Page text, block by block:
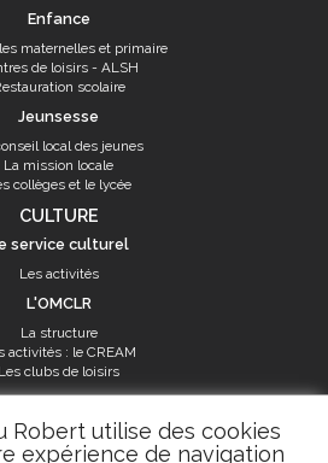
Robert utilise des cookies
expérience de navigation
Enfance
maternelles et primaire
de loisirs - ALSH
scolaire
Jeunsesse
local des jeunes
La mission locale
collèges et le lycée
CULTURE
service culturel
Les activités
L'OMCLR
La structure
activités : le CREAM
Les clubs de loisirs
SPORT
sportifs